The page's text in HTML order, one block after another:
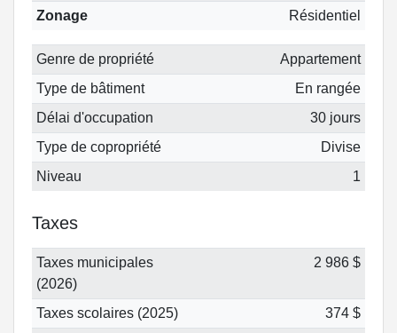
Zonage Résidentiel
Genre de propriété
Appartement
Type de bâtiment
En rangée
Délai d'occupation
30 jours
Type de copropriété
Divise
Niveau
1
Taxes
Taxes municipales
(2026)
2 986 $
Taxes scolaires (2025)
374 $